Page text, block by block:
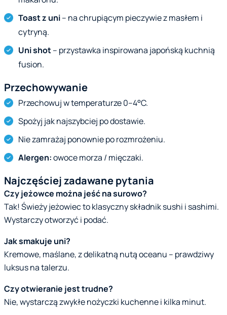
Toast z uni– na chrupiącym pieczywie z masłem i
cytryną.
Uni shot– przystawka inspirowana japońską kuchnią
fusion.
Przechowywanie
Przechowuj w temperaturze 0–4°C.
Spożyj jak najszybciej po dostawie.
Nie zamrażaj ponownie po rozmrożeniu.
Alergen:owoce morza / mięczaki.
Najczęściej zadawane pytania
Czy jeżowce można jeść na surowo?
Tak! Świeży jeżowiec to klasyczny składnik sushi i sashimi.
Wystarczy otworzyć i podać.
Jak smakuje uni?
Kremowe, maślane, z delikatną nutą oceanu – prawdziwy
luksus na talerzu.
Czy otwieranie jest trudne?
Nie, wystarczą zwykłe nożyczki kuchenne i kilka minut.